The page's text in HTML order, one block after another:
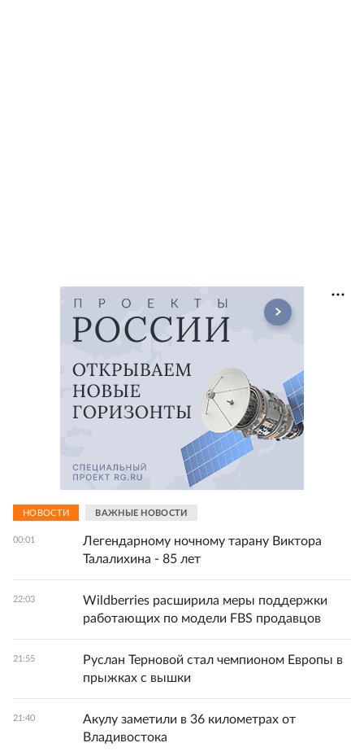
НОВОСТИ ВАЖНЫЕ НОВОСТИ
00:01
Легендарному ночному тарану Виктора
Талалихина - 85 лет
22:03
Wildberries расширила меры поддержки
работающих по модели FBS продавцов
21:55
Руслан Терновой стал чемпионом Европы в
прыжках с вышки
21:40
Акулу заметили в 36 километрах от
Владивостока